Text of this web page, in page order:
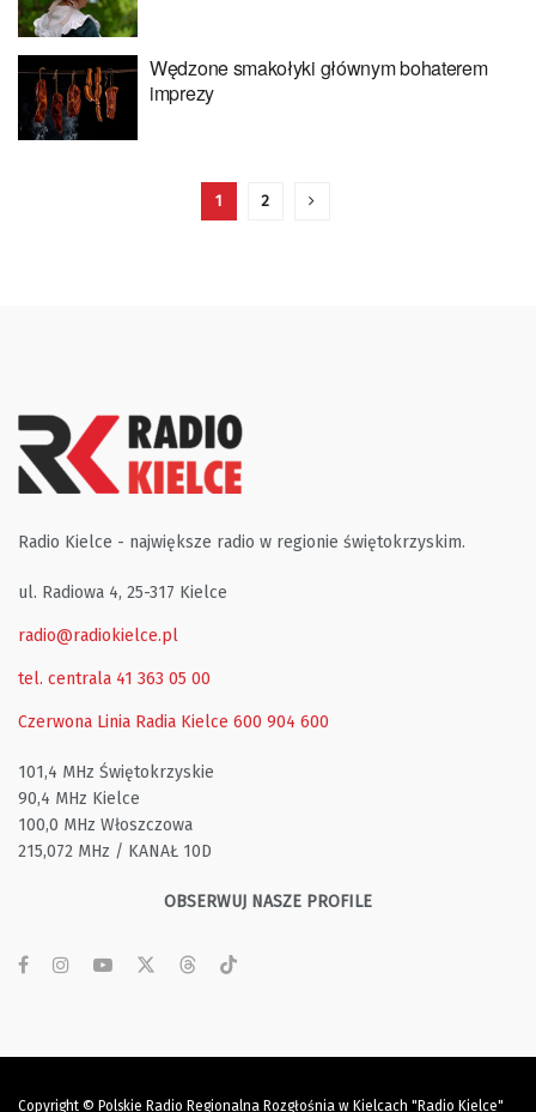
Wędzone smakołyki głównym bohaterem
imprezy
1 2
Radio Kielce - największe radio w regionie świętokrzyskim.
ul. Radiowa 4, 25-317 Kielce
radio@radiokielce.pl
tel. centrala 41 363 05 00
Czerwona Linia Radia Kielce 600 904 600
101,4 MHz Świętokrzyskie
90,4 MHz Kielce
100,0 MHz Włoszczowa
215,072 MHz / KANAŁ 10D
OBSERWUJ NASZE PROFILE
Copyright © Polskie Radio Regionalna Rozgłośnia w Kielcach "Radio Kielce"